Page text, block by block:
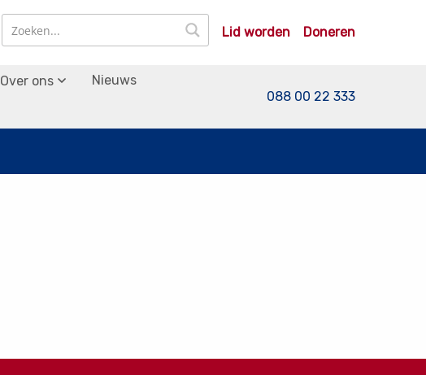
Zoek
Lid worden Doneren
Over ons Nieuws
088 00 22 333